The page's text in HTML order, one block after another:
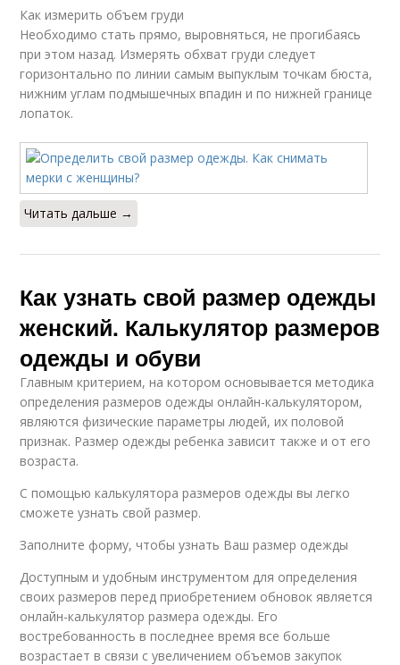
Как измерить объем груди
Необходимо стать прямо, выровняться, не прогибаясь
при этом назад. Измерять обхват груди следует
горизонтально по линии самым выпуклым точкам бюста,
нижним углам подмышечных впадин и по нижней границе
лопаток.
Читать дальше →
Как узнать свой размер одежды
женский. Калькулятор размеров
одежды и обуви
Главным критерием, на котором основывается методика
определения размеров одежды онлайн-калькулятором,
являются физические параметры людей, их половой
признак. Размер одежды ребенка зависит также и от его
возраста.
С помощью калькулятора размеров одежды вы легко
сможете узнать свой размер.
Заполните форму, чтобы узнать Ваш размер одежды
Доступным и удобным инструментом для определения
своих размеров перед приобретением обновок является
онлайн-калькулятор размера одежды. Его
востребованность в последнее время все больше
возрастает в связи с увеличением объемов закупок